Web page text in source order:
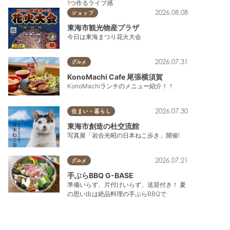
1つ作るライブ感
ショップ 2026.08.08
東海市観光物産プラザ
今日は東海まつり花火大会
グルメ 2026.07.31
KonoMachi Cafe 尾張横須賀
KonoMachiランチのメニュー紹介！！
住まい・暮らし 2026.07.30
東海市創造の杜交流館
写真展「岩合光昭の日本ねこ歩き」開催!
グルメ 2026.07.21
手ぶらBBQ G-BASE
準備いらず、片付けいらず、送迎付き！ 夏
の思い出は絶品料理の手ぶらBBQで